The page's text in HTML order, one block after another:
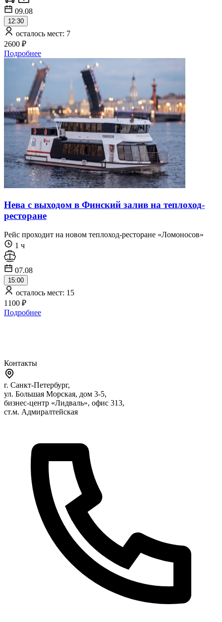
09.08
12:30
осталось мест: 7
2600 ₽
Подробнее
Нева с выходом в Финский залив на теплоход-
ресторане
Рейс проходит на новом теплоход-ресторане «Ломоносов»
1 ч
07.08
15:00
осталось мест: 15
1100 ₽
Подробнее
Контакты
г. Санкт-Петербург,
ул. Большая Морская, дом 3-5,
бизнес-центр «Лидваль», офис 313,
ст.м. Адмиралтейская